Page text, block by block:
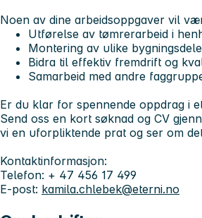
Noen av dine arbeidsoppgaver vil
Utførelse av tømrerarbeid i
Montering av ulike
Bidra til effektiv fremdrift og
Samarbeid med andre
Er du klar for spennende oppdrag i
Send oss en kort søknad og CV
vi en uforpliktende prat og ser om
Kontaktinformasjon:
Telefon: + 47 456 17 499
E-post: kamila.chlebek@eterni.no